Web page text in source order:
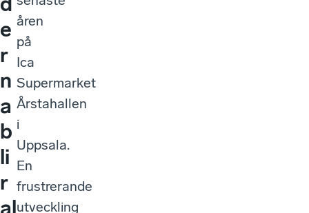
e
r
n
a
b
li
r
åren
på
Ica
Supermarket
Årstahallen
i
Uppsala.
En
frustrerande
utveckling